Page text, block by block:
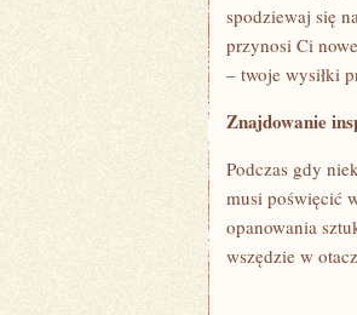
spodziewaj się‍
przynosi Ci
– twoje wysiłki
Znajdowanie
Podczas‍ gdy
⁢musi poświęcić
‌opanowania⁤
wszędzie w